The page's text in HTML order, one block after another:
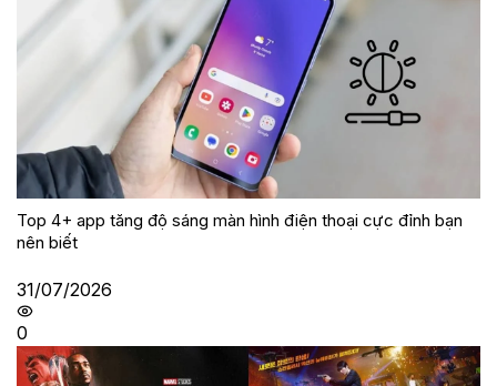
Top 4+ app tăng độ sáng màn hình điện thoại cực đỉnh bạn
nên biết
31/07/2026
0